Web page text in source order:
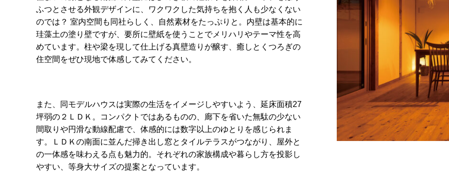
ふつとさせる外観デザインに、ワクワクした気持ちを抱く人も少なくない
のでは？ 室内空間も同社らしく、自然素材をたっぷりと。内壁は基本的に
珪藻土の塗り壁ですが、要所に壁紙を使うことでメリハリやテーマ性を高
めています。柱や梁を現して仕上げる真壁造りが醸す、癒しとくつろぎの
住空間をぜひ現地で体感してみてください。
また、同モデルハウスは実際の生活をイメージしやすいよう、延床面積27
坪弱の２ＬＤＫ。コンパクトではあるものの、廊下を省いた無駄の少ない
間取りや円滑な動線配慮で、体感的には数字以上のゆとりを感じられま
す。ＬＤＫの南面に並んだ掃き出し窓とタイルテラスがつながり、屋外と
の一体感を味わえる点も魅力的。それぞれの家族構成や暮らし方を投影し
やすい、等身大サイズの提案となっています。